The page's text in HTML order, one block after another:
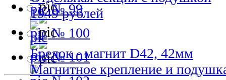
№ 99
№ 100
№ 101
1949 рублей
Брелок - магнит D42, 42мм
Магнитное крепление и